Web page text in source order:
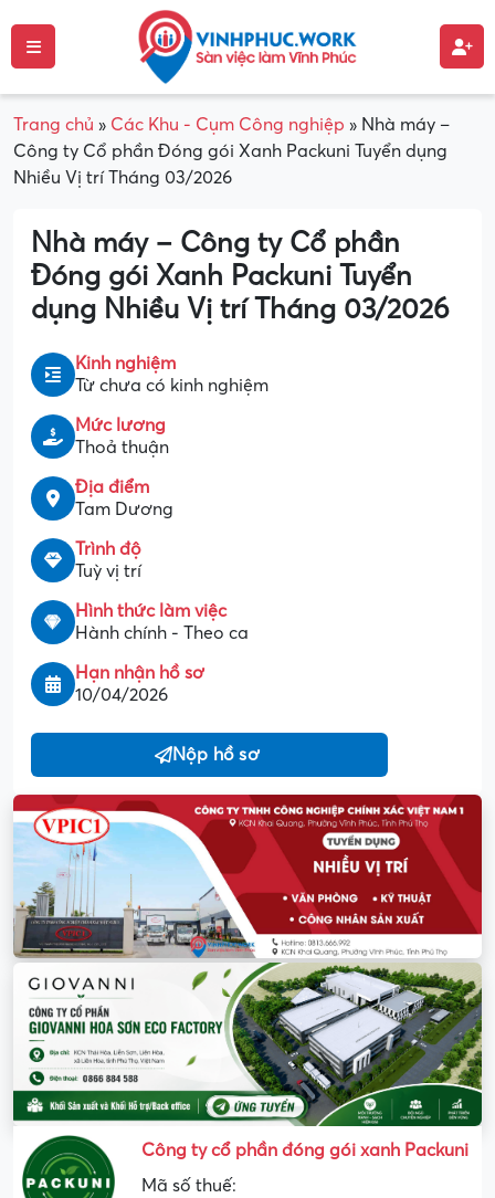
Trang chủ » Các Khu - Cụm Công nghiệp » Nhà máy –
Công ty Cổ phần Đóng gói Xanh Packuni Tuyển dụng
Nhiều Vị trí Tháng 03/2026
Nhà máy – Công ty Cổ phần
Đóng gói Xanh Packuni Tuyển
dụng Nhiều Vị trí Tháng 03/2026
Kinh nghiệm
Từ chưa có kinh nghiệm
Mức lương
Thoả thuận
Địa điểm
Tam Dương
Trình độ
Tuỳ vị trí
Hình thức làm việc
Hành chính - Theo ca
Hạn nhận hồ sơ
10/04/2026
Nộp hồ sơ
Công ty cổ phần đóng gói xanh Packuni
Mã số thuế: